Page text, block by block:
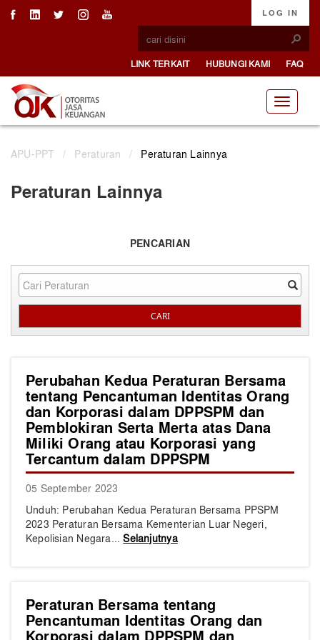
LOG IN
LINK TERKAIT HUBUNGI KAMI FAQ
APU-PPT / Peraturan / Peraturan Lainnya
Peraturan Lainnya
PENCARIAN
Perubahan Kedua Peraturan Bersama
tentang Pencantuman Identitas Orang
dan Korporasi dalam DPPSPM dan
Pemblokiran Serta Merta atas Dana
Miliki Orang atau Korporasi yang
Tercantum dalam DPPSPM
05 September 2023
​​​Unduh: ​Perubahan Kedua Peraturan Bersama PPSPM
2023​ Peraturan Bersama Kementerian Luar Negeri,
Kepolisian Negara...Selanjutnya
Peraturan Bersama tentang
Pencantuman Identitas Orang dan
Korporasi dalam DPPSPM dan